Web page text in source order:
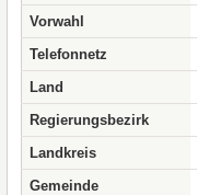
Vorwahl
Telefonnetz
Land
Regierungsbezirk
Landkreis
Gemeinde